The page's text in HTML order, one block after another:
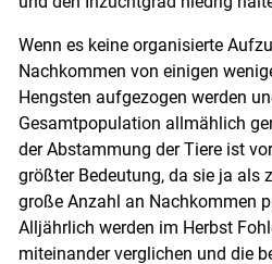
Wenn es keine organisierte
Nachkommen von einigen
Hengsten aufgezogen werden
Gesamtpopulation allmählich
der Abstammung der Tiere ist
größter Bedeutung, da sie ja als
große Anzahl an Nachkommen
Alljährlich werden im Herbst
miteinander verglichen und die